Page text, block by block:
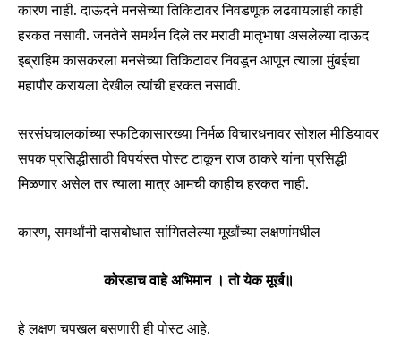
कारण नाही. दाऊदने मनसेच्या तिकिटावर निवडणूक लढवायलाही काही
हरकत नसावी. जनतेने समर्थन दिले तर मराठी मातृभाषा असलेल्या दाऊद
इब्राहिम कासकरला मनसेच्या तिकिटावर निवडून आणून त्याला मुंबईचा
महापौर करायला देखील त्यांची हरकत नसावी.
सरसंघचालकांच्या स्फटिकासारख्या निर्मळ विचारधनावर सोशल मीडियावर
सपक प्रसिद्धीसाठी विपर्यस्त पोस्ट टाकून राज ठाकरे यांना प्रसिद्धी
मिळणार असेल तर त्याला मात्र आमची काहीच हरकत नाही.
कारण, समर्थांनी दासबोधात सांगितलेल्या मूर्खांच्या लक्षणांमधील
कोरडाच वाहे अभिमान । तो येक मूर्ख॥
हे लक्षण चपखल बसणारी ही पोस्ट आहे.